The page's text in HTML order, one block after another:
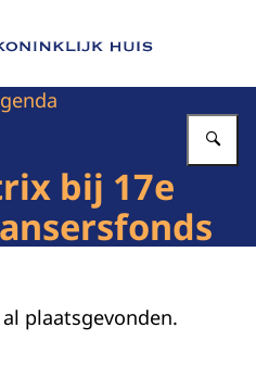
van Het Koninklijk Huis
bij 17e
plaatsgevonden.